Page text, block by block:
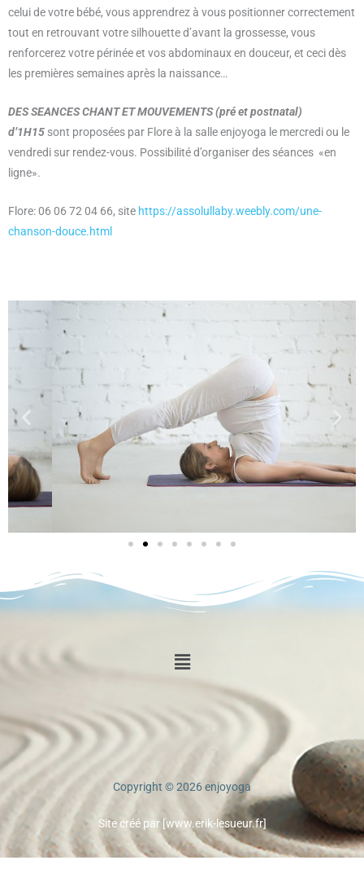
celui de votre bébé, vous apprendrez à vous positionner correctement
tout en retrouvant votre silhouette d’avant la grossesse, vous
renforcerez votre périnée et vos abdominaux en douceur, et ceci dès
les premières semaines après la naissance…
DES SEANCES CHANT ET MOUVEMENTS (pré et postnatal)
d’1H15 sont proposées par Flore à la salle enjoyoga le mercredi ou le
vendredi sur rendez-vous. Possibilité d’organiser des séances «en
ligne».
Flore: 06 06 72 04 66, site https://assolullaby.weebly.com/une-
chanson-douce.html
Menu
Copyright © 2026 enjoyoga
Site créé par [www.erik-lesueur.fr]